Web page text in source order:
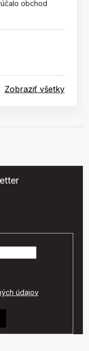
obchod
Zobraziť všetky
údajov.